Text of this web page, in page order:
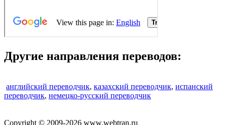
Другие направления переводов:
английский переводчик, казахский переводчик, испанский
переводчик, немецко-русский переводчик
Copyright © 2009-2026 www.webtran.ru